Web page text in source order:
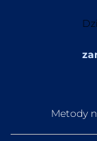
Metody